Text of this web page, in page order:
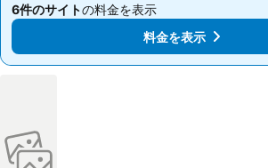
6件のサイトの料金を表示
料金を表示
6件のサイトの料金を表示
料金を表示